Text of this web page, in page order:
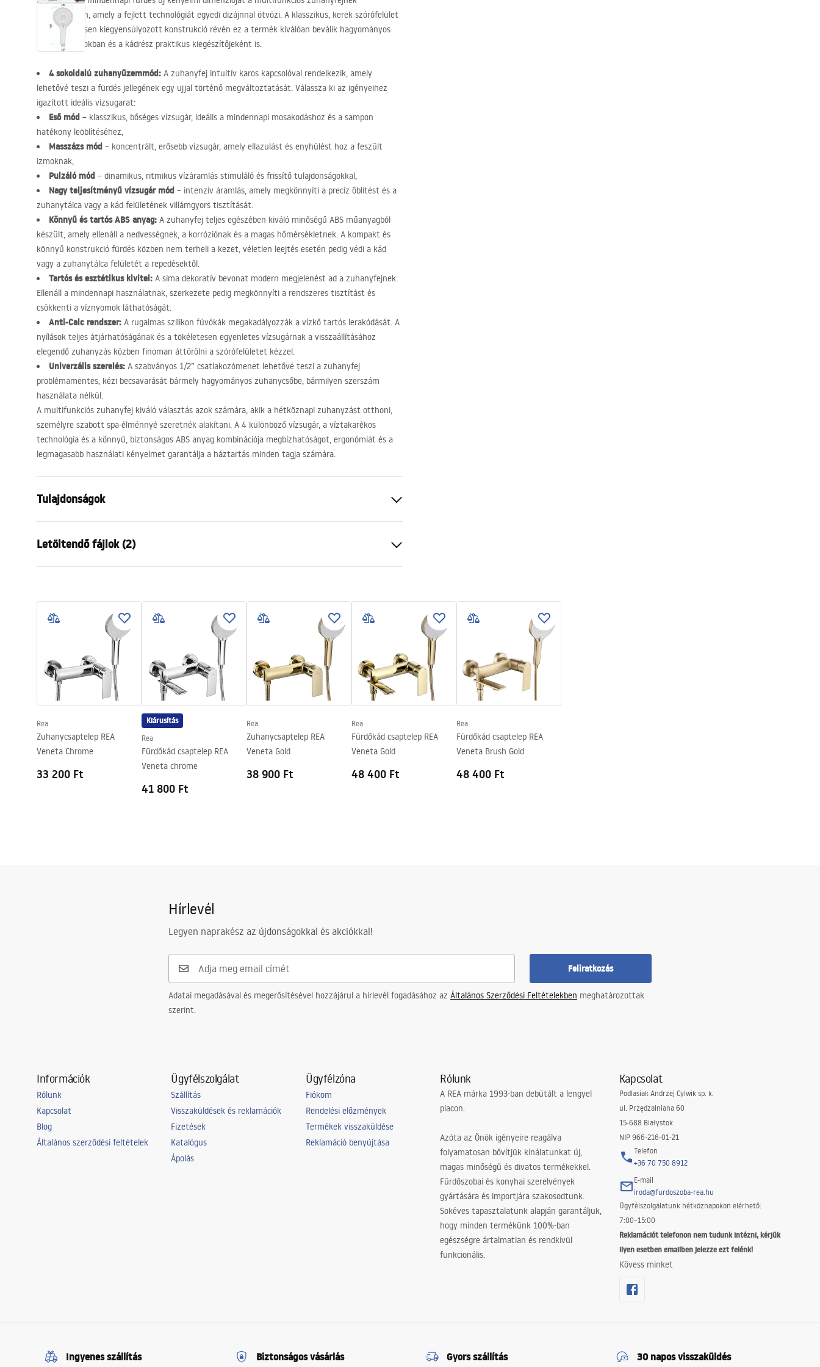
köszönhetően, amely a fejlett technológiát egyedi dizájnnal ötvözi. A klasszikus, kerek szórófelület
és a tökéletesen kiegyensúlyozott konstrukció révén ez a termék kiválóan beválik hagyományos
zuhanykabinokban és a kádrész praktikus kiegészítőjeként is.
4 sokoldalú zuhanyüzemmód: A zuhanyfej intuitív karos kapcsolóval rendelkezik, amely
lehetővé teszi a fürdés jellegének egy ujjal történő megváltoztatását. Válassza ki az igényeihez
igazított ideális vízsugarat:
Eső mód – klasszikus, bőséges vízsugár, ideális a mindennapi mosakodáshoz és a sampon
hatékony leöblítéséhez,
Masszázs mód – koncentrált, erősebb vízsugár, amely ellazulást és enyhülést hoz a feszült
izmoknak,
Pulzáló mód – dinamikus, ritmikus vízáramlás stimuláló és frissítő tulajdonságokkal,
Nagy teljesítményű vízsugár mód – intenzív áramlás, amely megkönnyíti a precíz öblítést és a
zuhanytálca vagy a kád felületének villámgyors tisztítását.
Könnyű és tartósABS anyag: A zuhanyfej teljes egészében kiváló minőségű ABS műanyagból
készült, amely ellenáll a nedvességnek, a korróziónak és a magas hőmérsékletnek. A kompakt és
könnyű konstrukció fürdés közben nem terheli a kezet, véletlen leejtés esetén pedig védi a kád
vagy a zuhanytálca felületét a repedésektől.
Tartós és esztétikus kivitel: A sima dekoratív bevonat modern megjelenést ad a zuhanyfejnek.
Ellenáll a mindennapi használatnak, szerkezete pedig megkönnyíti a rendszeres tisztítást és
csökkenti a víznyomok láthatóságát.
Anti-Calc rendszer: A rugalmas szilikon fúvókák megakadályozzák a vízkő tartós lerakódását. A
nyílások teljes átjárhatóságának és a tökéletesen egyenletes vízsugárnak a visszaállításához
elegendő zuhanyzás közben finoman áttörölni a szórófelületet kézzel.
Univerzális szerelés: A szabványos 1/2” csatlakozómenet lehetővé teszi a zuhanyfej
problémamentes, kézi becsavarását bármely hagyományos zuhanycsőbe, bármilyen szerszám
használata nélkül.
A multifunkciós zuhanyfej kiváló választás azok számára, akik a hétköznapi zuhanyzást otthoni,
személyre szabott spa-élménnyé szeretnék alakítani. A 4 különböző vízsugár, a víztakarékos
technológia és a könnyű, biztonságos ABS anyag kombinációja megbízhatóságot, ergonómiát és a
legmagasabb használati kényelmet garantálja a háztartás minden tagja számára.
Tulajdonságok
Anyag
Felszerelés
Csavarozható
24 Hónap
Letöltendő fájlok (2)
Warranty_Terms_and_Conditions_
Accessories_-_24.pdf
Rea
Zuhanycsaptelep REA
Veneta Chrome
33 200 Ft
Kiárusítás
Rea
Fürdőkád csaptelep REA
Veneta chrome
41 800 Ft
Rea
Zuhanycsaptelep REA
Veneta Gold
38 900 Ft
Rea
Fürdőkád csaptelep REA
Veneta Gold
48 400 Ft
Rea
Fürdőkád csaptelep REA
Veneta Brush Gold
48 400 Ft
Hírlevél
Legyen naprakész az újdonságokkal és akciókkal!
Feliratkozás
Adatai megadásával és megerősítésével hozzájárul a hírlevél fogadásához az Általános Szerződési Feltételekben meghatározottak
szerint.
Információk
Rólunk
Kapcsolat
Blog
Általános szerződési feltételek
Ügyfélszolgálat
Szállítás
Visszaküldések és reklamációk
Fizetések
Katalógus
Ápolás
Ügyfélzóna
Fiókom
Rendelési előzmények
Termékek visszaküldése
Reklamáció benyújtása
Rólunk
A REA márka 1993-ban debütált a lengyel
piacon.
Azóta az Önök igényeire reagálva
folyamatosan bővítjük kínálatunkat új,
magas minőségű és divatos termékekkel.
Fürdőszobai és konyhai szerelvények
gyártására és importjára szakosodtunk.
Sokéves tapasztalatunk alapján garantáljuk,
hogy minden termékünk 100%-ban
egészségre ártalmatlan és rendkívül
funkcionális.
Kapcsolat
Podlasiak Andrzej Cylwik sp. k.
ul. Przędzalniana 60
15-688 Białystok
NIP 966-216-01-21
Telefon
+36 70 750 8912
E-mail
iroda@furdoszoba-rea.hu
Ügyfélszolgálatunk hétköznapokon elérhető:
7:00–15:00
Reklamációt telefonon nem tudunk intézni, kérjük
ilyen esetben emailben jelezze ezt felénk!
Kövess minket
Ingyenes szállítás Biztonságos vásárlás Gyors szállítás 30 napos visszaküldés